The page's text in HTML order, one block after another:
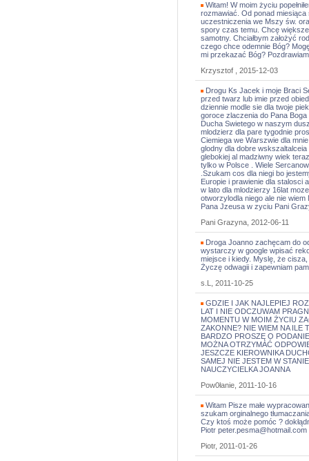
Witam! W moim życiu
rozmawiać. Od ponad miesiąca
uczestniczenia we Mszy św.
spory czas temu. Chcę
samotny. Chciałbym założyć
czego chce odemnie Bóg?
mi przekazać Bóg?
Krzysztof , 2015-12-03
Drogu Ks Jacek i moje Braci
przed twarz lub imie przed
dziennie modle sie dla twoje
goroce zlaczenia do Pana
Ducha Swietego w naszym
mlodzierz dla pare tygodnie
Ciemiega we Warszwie dla
glodny dla dobre
glebokiej al madziwny wiek
tylko w Polsce . Wiele
.Szukam cos dla niegi bo
Europie i prawienie dla stalosci
w lato dla mlodzierzy 16lat
otworzylodla niego ale nie
Pana Jzeusa w zyciu Pani
Pani Grazyna, 2012-06-11
Droga Joanno zachęcam do
wystarczy w google wpisać
miejsce i kiedy. Myslę, że
Życzę odwagii i zapewniam
s.L, 2011-10-25
GDZIE I JAK NAJLEPIEJ
LAT I NIE ODCZUWAM
MOMENTU W MOIM ŻYCIU
ZAKONNE? NIE WIEM NA ILE
BARDZO PROSZĘ O
MOŻNA OTRZYMAĆ
JESZCZE KIEROWNIKA
SAMEJ NIE JESTEM W
NAUCZYCIELKA JOANNA
Pow0łanie, 2011-10-16
Witam Pisze małe
szukam orginalnego
Czy ktoś może pomóc ?
Piotr
Piotr, 2011-01-26